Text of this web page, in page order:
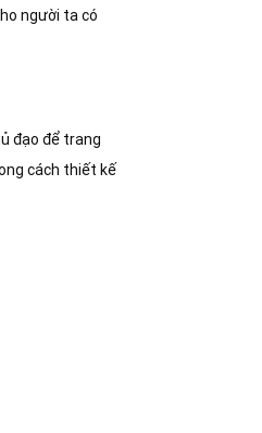
người ta có
đạo để trang
cách thiết kế